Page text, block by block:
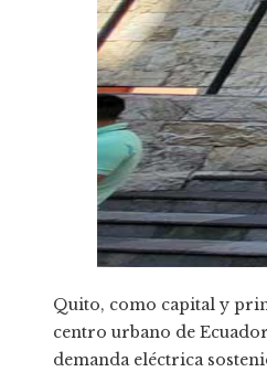
Quito, como capital y
centro urbano de
demanda eléctrica